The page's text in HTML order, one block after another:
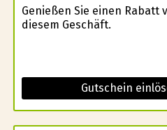
Genießen Sie einen Rabatt
diesem Geschäft.
Gutschein